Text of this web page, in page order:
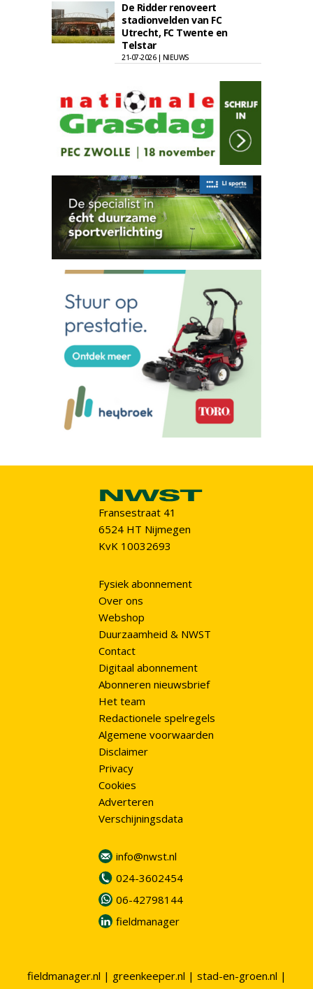
De Ridder renoveert
stadionvelden van FC
Utrecht, FC Twente en
Telstar
21-07-2026 | NIEUWS
Fransestraat 41
6524 HT Nijmegen
KvK 10032693
Fysiek abonnement
Over ons
Webshop
Duurzaamheid & NWST
Contact
Digitaal abonnement
Abonneren nieuwsbrief
Het team
Redactionele spelregels
Algemene voorwaarden
Disclaimer
Privacy
Cookies
Adverteren
Verschijningsdata
info@nwst.nl
024-3602454
06-42798144
fieldmanager
fieldmanager.nl | greenkeeper.nl | stad-en-groen.nl |